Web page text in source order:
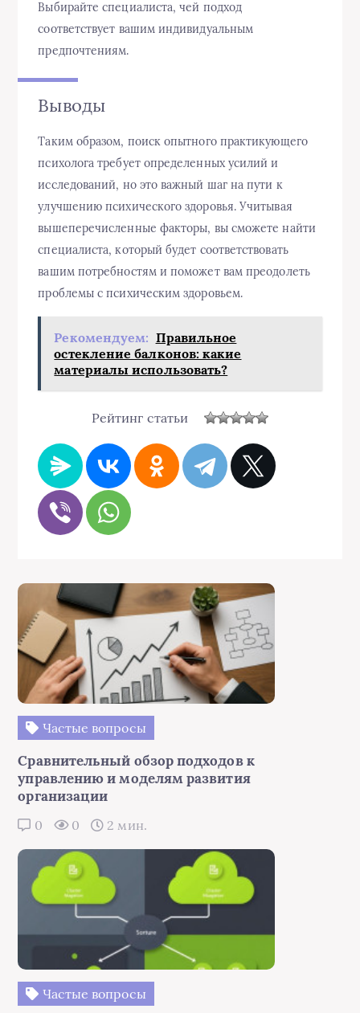
Выбирайте специалиста, чей подход
соответствует вашим индивидуальным
предпочтениям.
Выводы
Таким образом, поиск опытного практикующего
психолога требует определенных усилий и
исследований, но это важный шаг на пути к
улучшению психического здоровья. Учитывая
вышеперечисленные факторы, вы сможете найти
специалиста, который будет соответствовать
вашим потребностям и поможет вам преодолеть
проблемы с психическим здоровьем.
Рекомендуем: Правильное
остекление балконов: какие
материалы использовать?
Рейтинг статьи
Частые вопросы
Сравнительный обзор подходов к
управлению и моделям развития
организации
0 0 2 мин.
Частые вопросы